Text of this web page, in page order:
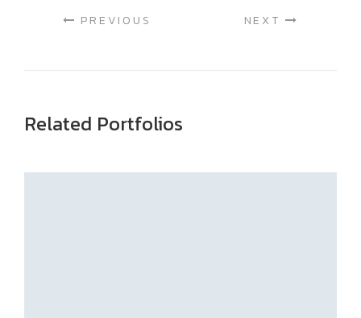
PREVIOUS NEXT
Related Portfolios